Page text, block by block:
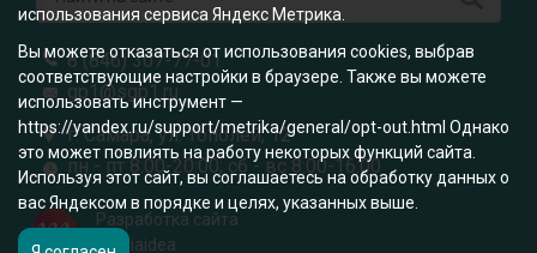
использования сервиса Яндекс Метрика.
Вы можете отказаться от использования cookies, выбрав
соответствующие настройки в браузере. Также вы можете
использовать инструмент —
https://yandex.ru/support/metrika/general/opt-out.html Однако
это может повлиять на работу некоторых функций сайта.
Используя этот сайт, вы соглашаетесь на обработку данных о
вас Яндексом в порядке и целях, указанных выше.
8 (846) 307-77-01
gp1@sgp1.ru
г. Самара, ул. Тополей, 12
пн - пт 8:00-20:00; сб - вс 8:00-16:00
Разработка сайта
mediaidea